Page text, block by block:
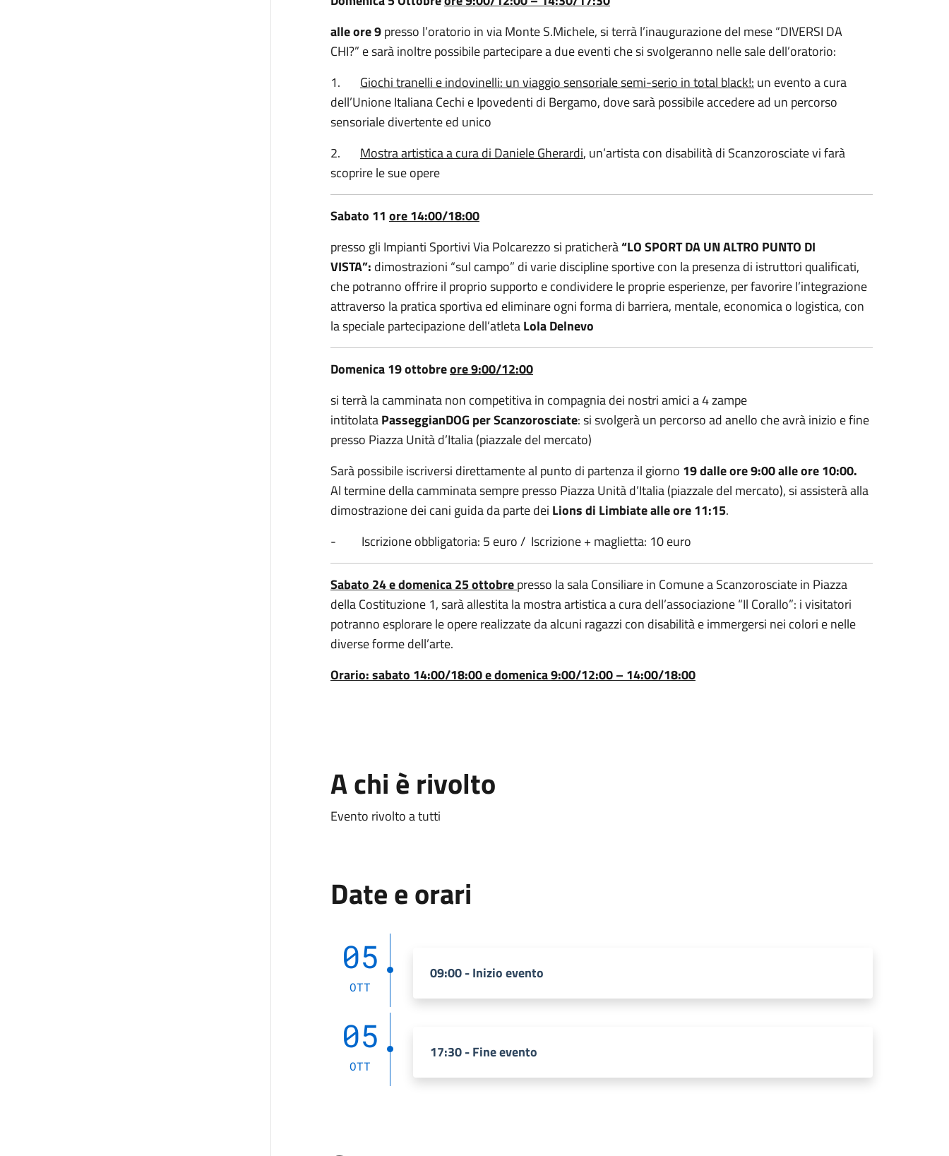
alle ore 9presso l’oratorio in via Monte S.Michele, si terrà l’inaugurazione del mese “DIVERSI DA
CHI?” e sarà inoltre possibile partecipare a due eventi che si svolgeranno nelle sale dell’oratorio:
1. Giochi tranelli e indovinelli: un viaggio sensoriale semi-serio in total black!: un evento a cura
dell’Unione Italiana Cechi e Ipovedenti di Bergamo, dove sarà possibile accedere ad un percorso
sensoriale divertente ed unico
2. Mostra artistica a cura di Daniele Gherardi, un’artista con disabilità di Scanzorosciate vi farà
scoprire le sue opere
Sabato 11 ore 14:00/18:00
presso gli Impianti Sportivi Via Polcarezzo si praticherà“LO SPORT DA UN ALTRO PUNTO DI
VISTA”: dimostrazioni “sul campo” di varie discipline sportive con la presenza di istruttori qualificati,
che potranno offrire il proprio supporto e condividere le proprie esperienze, per favorire l’integrazione
attraverso la pratica sportiva ed eliminare ogni forma di barriera, mentale, economica o logistica, con
la speciale partecipazione dell’atletaLola Delnevo
Domenica 19 ottobreore 9:00/12:00
si terrà la camminata non competitiva in compagnia dei nostri amici a 4 zampe
intitolataPasseggianDOG per Scanzorosciate: si svolgerà un percorso ad anello che avrà inizio e fine
presso Piazza Unità d’Italia (piazzale del mercato)
Sarà possibile iscriversi direttamente al punto di partenza il giorno 19 dalle ore 9:00 alle ore 10:00.
Al termine della camminata sempre presso Piazza Unità d’Italia (piazzale del mercato), si assisterà alla
dimostrazione dei cani guida da parte dei Lions di Limbiate alle ore 11:15.
- Iscrizione obbligatoria: 5 euro / Iscrizione + maglietta: 10 euro
Sabato 24 e domenica 25 ottobrepresso la sala Consiliare in Comune a Scanzorosciate in Piazza
della Costituzione 1, sarà allestita la mostra artistica a cura dell’associazione “Il Corallo”: i visitatori
potranno esplorare le opere realizzate da alcuni ragazzi con disabilità e immergersi nei colori e nelle
diverse forme dell’arte.
Orario: sabato 14:00/18:00 e domenica 9:00/12:00 – 14:00/18:00
A chi è rivolto
Evento rivolto a tutti
Date e orari
05
OTT
09:00 - Inizio evento
05
OTT
17:30 - Fine evento